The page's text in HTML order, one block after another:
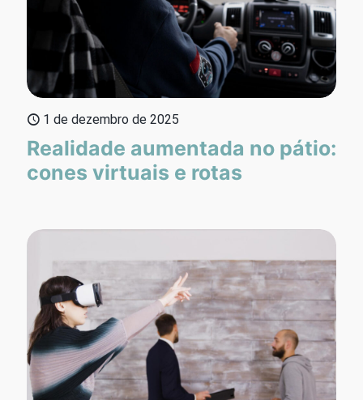
1 de dezembro de 2025
Realidade aumentada no pátio:
cones virtuais e rotas